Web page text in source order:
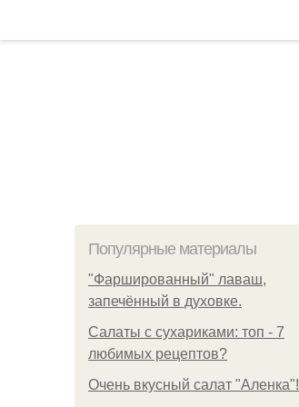
Популярные материалы
"Фаршированный" лаваш,
запечённый в духовке.
Салаты с сухариками: топ - 7
любимых рецептов?
Очень вкусный салат "Аленка"!